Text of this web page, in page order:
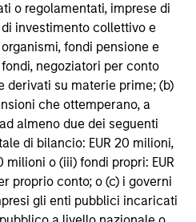
o regolamentati, imprese di
investimento collettivo e
fondi pensione e
negoziatori per conto
derivati su materie prime; (b)
che ottemperano, a
almeno due dei seguenti
di bilancio: EUR 20 milioni,
milioni o (iii) fondi propri: EUR
proprio conto; o (c) i governi
gli enti pubblici incaricati
maggiore è il potenziale di
di perdere l’investimento.
investimento privo di rischio. Si
informazioni chiave per
Risorse, per il rating di
di azioni e le avvertenze.
rating” viene calcolato per i
comuni, sottoconti di rendite
exchange-traded fund, fondi
storico minimo di tre anni.
i fondi comuni aperti sono
a fini comparativi. Il
di una misura del